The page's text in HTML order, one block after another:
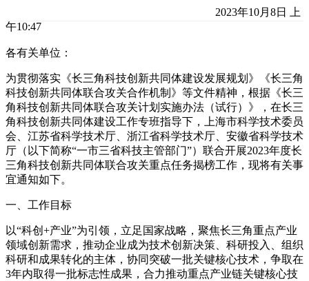
2023年10月8日 上
午10:47
各有关单位：
为贯彻落实《长三角科技创新共同体建设发展规划》《长三角
科技创新共同体联合攻关合作机制》等文件精神，根据《长三
角科技创新共同体联合攻关计划实施办法（试行）》，在长三
角科技创新共同体建设工作专班指导下，上海市科学技术委员
会、江苏省科学技术厅、浙江省科学技术厅、安徽省科学技术
厅（以下简称“一市三省科技主管部门”）联合开展2023年度长
三角科技创新共同体联合攻关重点任务揭榜工作，现将有关事
宜通知如下。
一、工作目标
以“科创+产业”为引领，立足国家战略，聚焦长三角重点产业
领域创新需求，推动企业成为技术创新决策、科研投入、组织
科研和成果转化的主体，协同突破一批关键核心技术，争取在
3年内取得一批标志性成果，合力推动重点产业链关键核心技